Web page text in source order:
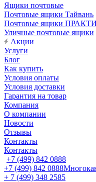
Ящики почтовые
Почтовые ящики Тайвань
Почтовые ящики
Уличные почтовые ящики
Акции
Услуги
Блог
Как купить
Условия оплаты
Условия доставки
Гарантия на товар
Компания
О компании
Новости
Отзывы
Контакты
Контакты
+7 (499) 842 0888
+7 (499) 842 0888
+ 7 (499) 348 2585